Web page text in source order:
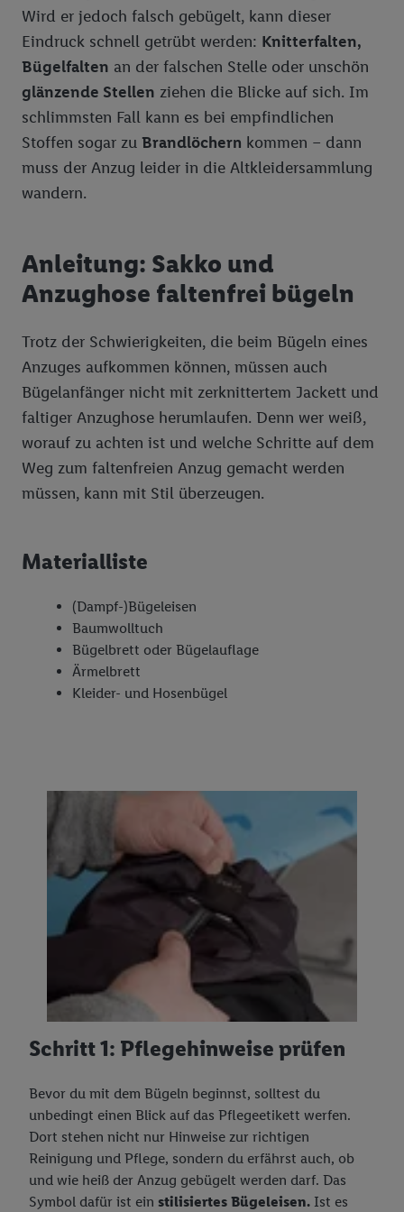
Golf: ABC (Golf Lexikon)
Bioland Apfelbauer Jork und Mittelnkirchen
Bioland Milchbauern Trauchgau
Bioland Apfelbauer Horgenzell
Bioland Milchbauer Schwabenrod
Bioland-Sortiment
Brot, Backwaren, Kuchen
Unser Brot
Feinkost, Gewürze
Chef Select - Feine Küche
Fette & Öle
Fleisch-, Wurst- & Grillwaren
Metzgerfrisch
Dulano
Hygiene, Kosmetik, Körperpflege, Tücher
Kaffee, Tee, Kakao
Milbona
Knabberwaren
Nährmittel, Teigwaren, Backzutaten
Obst-, Gemüse-, Sauer-, Fischkonserven
Süßwaren
Bon Gelati
Unsere Eigenmarken: Tiernahrung
Vegane Produkte
Wasch-, Putz-, Reinigungsmittel
Wird er jedoch falsch gebügelt, kann dieser
Eindruck schnell getrübt werden: Knitterfalten,
Bügelfalten an der falschen Stelle oder unschön
glänzende Stellen ziehen die Blicke auf sich. Im
schlimmsten Fall kann es bei empfindlichen
Stoffen sogar zu Brandlöchern kommen – dann
muss der Anzug leider in die Altkleidersammlung
wandern.
Anleitung: Sakko und
Anzughose faltenfrei bügeln
Trotz der Schwierigkeiten, die beim Bügeln eines
Anzuges aufkommen können, müssen auch
Bügelanfänger nicht mit zerknittertem Jackett und
faltiger Anzughose herumlaufen. Denn wer weiß,
worauf zu achten ist und welche Schritte auf dem
Weg zum faltenfreien Anzug gemacht werden
müssen, kann mit Stil überzeugen.
Materialliste
(Dampf-)Bügeleisen
Baumwolltuch
Bügelbrett oder Bügelauflage
Ärmelbrett
Kleider- und Hosenbügel
Schritt 1: Pflegehinweise prüfen
Bevor du mit dem Bügeln beginnst, solltest du
unbedingt einen Blick auf das Pflegeetikett werfen.
Dort stehen nicht nur Hinweise zur richtigen
Reinigung und Pflege, sondern du erfährst auch, ob
und wie heiß der Anzug gebügelt werden darf. Das
Symbol dafür ist ein stilisiertes Bügeleisen. Ist es